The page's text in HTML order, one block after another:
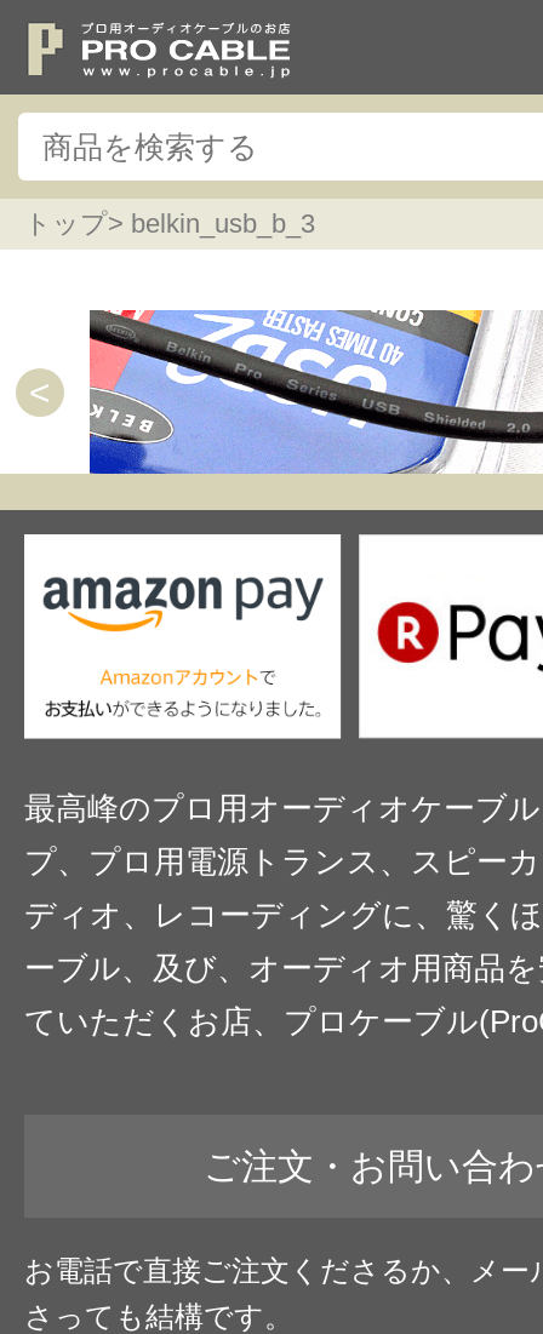
トップ> belkin_usb_b_3
最高峰のプロ用オーディオケーブ
プ、プロ用電源トランス、スピー
ディオ、レコーディングに、驚く
ーブル、及び、オーディオ用商品
ていただくお店、プロケーブル
ご注文・お問い合
お電話で直接ご注文くださるか、メー
さっても結構です。